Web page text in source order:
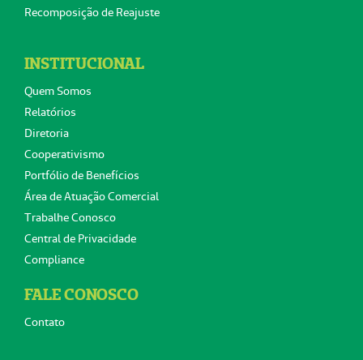
Recomposição de Reajuste
INSTITUCIONAL
Quem Somos
Relatórios
Diretoria
Cooperativismo
Portfólio de Benefícios
Área de Atuação Comercial
Trabalhe Conosco
Central de Privacidade
Compliance
FALE CONOSCO
Contato